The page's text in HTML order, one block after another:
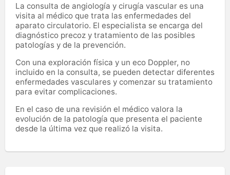
La consulta de angiología y cirugía vascular es una
visita al médico que trata las enfermedades del
aparato circulatorio. El especialista se encarga del
diagnóstico precoz y tratamiento de las posibles
patologías y de la prevención.
Con una exploración física y un eco Doppler, no
incluido en la consulta, se pueden detectar diferentes
enfermedades vasculares y comenzar su tratamiento
para evitar complicaciones.
En el caso de una revisión el médico valora la
evolución de la patología que presenta el paciente
desde la última vez que realizó la visita.